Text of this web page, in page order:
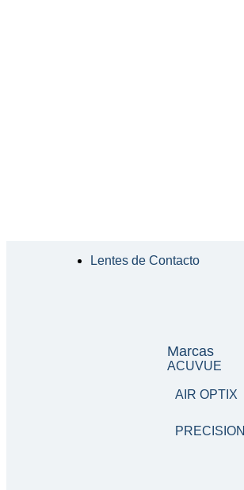
Lentes de Contacto
Marcas
ACUVUE
AIR OPTIX
PRECISION